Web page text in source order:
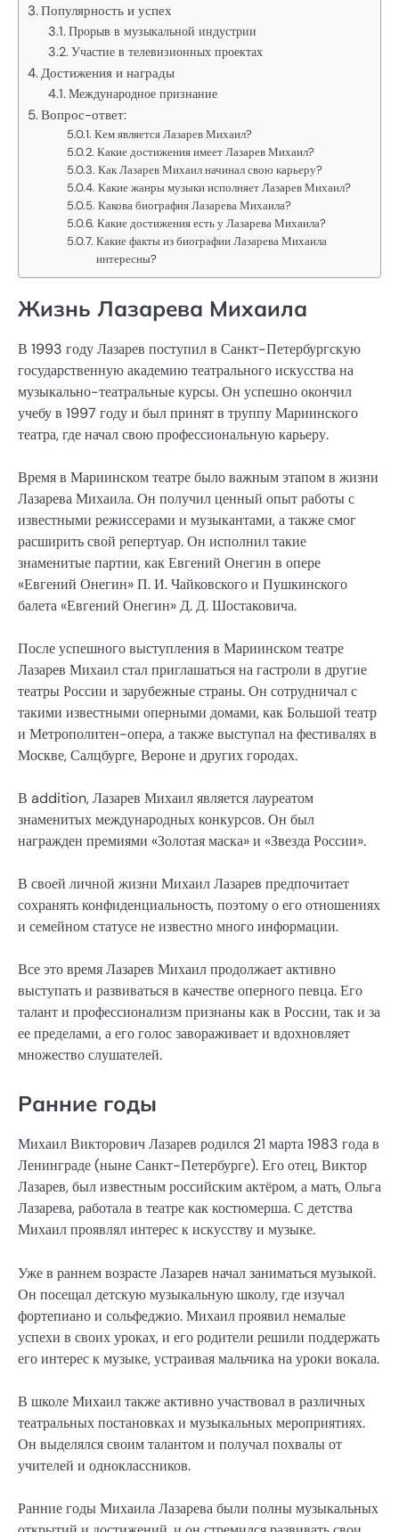
Популярность и успех
Прорыв в музыкальной индустрии
Участие в телевизионных проектах
Достижения и награды
Международное признание
Вопрос-ответ:
Кем является Лазарев Михаил?
Какие достижения имеет Лазарев Михаил?
Как Лазарев Михаил начинал свою карьеру?
Какие жанры музыки исполняет Лазарев Михаил?
Какова биография Лазарева Михаила?
Какие достижения есть у Лазарева Михаила?
Какие факты из биографии Лазарева Михаила
интересны?
Жизнь Лазарева Михаила
В 1993 году Лазарев поступил в Санкт-Петербургскую
государственную академию театрального искусства на
музыкально-театральные курсы. Он успешно окончил
учебу в 1997 году и был принят в труппу Мариинского
театра, где начал свою профессиональную карьеру.
Время в Мариинском театре было важным этапом в жизни
Лазарева Михаила. Он получил ценный опыт работы с
известными режиссерами и музыкантами, а также смог
расширить свой репертуар. Он исполнил такие
знаменитые партии, как Евгений Онегин в опере
«Евгений Онегин» П. И. Чайковского и Пушкинского
балета «Евгений Онегин» Д. Д. Шостаковича.
После успешного выступления в Мариинском театре
Лазарев Михаил стал приглашаться на гастроли в другие
театры России и зарубежные страны. Он сотрудничал с
такими известными оперными домами, как Большой театр
и Метрополитен-опера, а также выступал на фестивалях в
Москве, Салцбурге, Вероне и других городах.
В addition, Лазарев Михаил является лауреатом
знаменитых международных конкурсов. Он был
награжден премиями «Золотая маска» и «Звезда России».
В своей личной жизни Михаил Лазарев предпочитает
сохранять конфиденциальность, поэтому о его отношениях
и семейном статусе не известно много информации.
Все это время Лазарев Михаил продолжает активно
выступать и развиваться в качестве оперного певца. Его
талант и профессионализм признаны как в России, так и за
ее пределами, а его голос завораживает и вдохновляет
множество слушателей.
Ранние годы
Михаил Викторович Лазарев родился 21 марта 1983 года в
Ленинграде (ныне Санкт-Петербурге). Его отец, Виктор
Лазарев, был известным российским актёром, а мать, Ольга
Лазарева, работала в театре как костюмерша. С детства
Михаил проявлял интерес к искусству и музыке.
Уже в раннем возрасте Лазарев начал заниматься музыкой.
Он посещал детскую музыкальную школу, где изучал
фортепиано и сольфеджио. Михаил проявил немалые
успехи в своих уроках, и его родители решили поддержать
его интерес к музыке, устраивая мальчика на уроки вокала.
В школе Михаил также активно участвовал в различных
театральных постановках и музыкальных мероприятиях.
Он выделялся своим талантом и получал похвалы от
учителей и одноклассников.
Ранние годы Михаила Лазарева были полны музыкальных